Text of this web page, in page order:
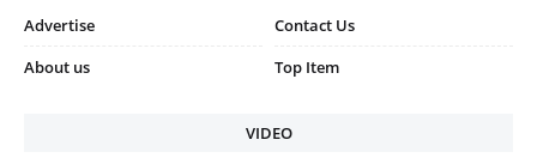
Advertise
Contact Us
About us
Top Item
VIDEO